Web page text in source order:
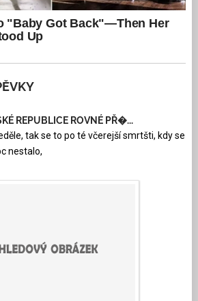
REPUBLICE ROVNÉ PŘ�...
tak se to po té včerejší smrtšti, kdy se
nestalo,